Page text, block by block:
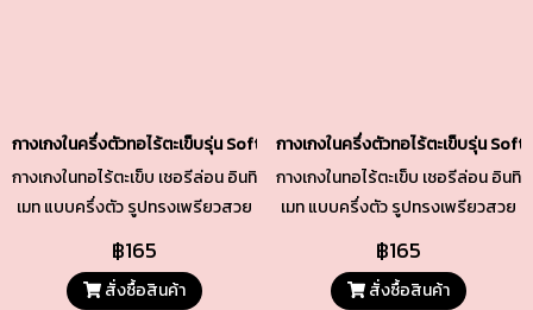
กางเกงในครึ่งตัวทอไร้ตะเข็บรุ่น Soft & Stretch สีเทา รหัส TSUD05-DG
กางเกงในทอไร้ตะเข็บ เชอรีล่อน อินทิ
เมท แบบครึ่งตัว รูปทรงเพรียวสวย
เนื้อผ้าทอกระชับ เบาสบาย เนียนแนบ
ยืดหยุ่นพอดี ทั้งช่วงเอวและขอบขา
ช่วงเป้าซับด้วยผ้า Cotton คุณภาพ
฿165
สั่งซื้อสินค้า
กางเกงในครึ่งตัวทอไร้ตะเข็บรุ่น
กางเกงในทอไร้ตะเข็บ เชอรีล่อน อินทิ
เมท แบบครึ่งตัว รูปทรงเพรียวสวย
เนื้อผ้าทอกระชับ เบาสบาย เนียนแนบ
ยืดหยุ่นพอดี ทั้งช่วงเอวและขอบขา
ช่วงเป้าซับด้วยผ้า Cotton คุณภาพ
฿165
สั่งซื้อสินค้า